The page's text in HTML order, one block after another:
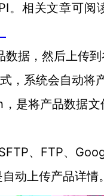
。相关文章可阅
数据，然后上传
，系统会自动将
是将产品数据文
、FTP、
动上传产品详情。